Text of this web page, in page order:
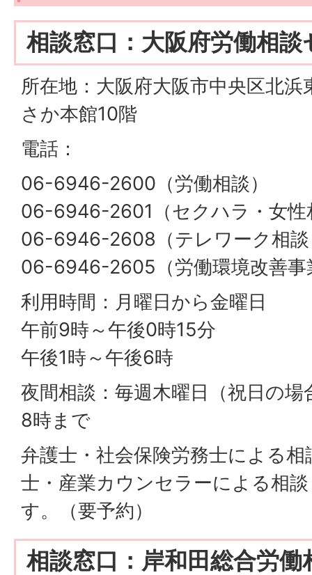
相談窓口：大阪府労働相談
所在地：大阪府大阪市中央区北
さか本館10階
電話：
06-6946-2600（労働相談）
06-6946-2601（セクハラ・女性
06-6946-2608（テレワーク相
06-6946-2605（労働環境改善事
利用時間：月曜日から金曜日
午前9時～午後0時15分
午後1時～午後6時
夜間相談：毎週木曜日（祝日の場
8時まで
弁護士・社会保険労務士による
士・産業カウンセラーによる相
す。（要予約）
相談窓口：岸和田総合労働